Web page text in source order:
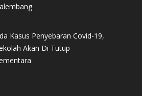
Kasus Penyebaran Covid-19,
Akan Di Tutup